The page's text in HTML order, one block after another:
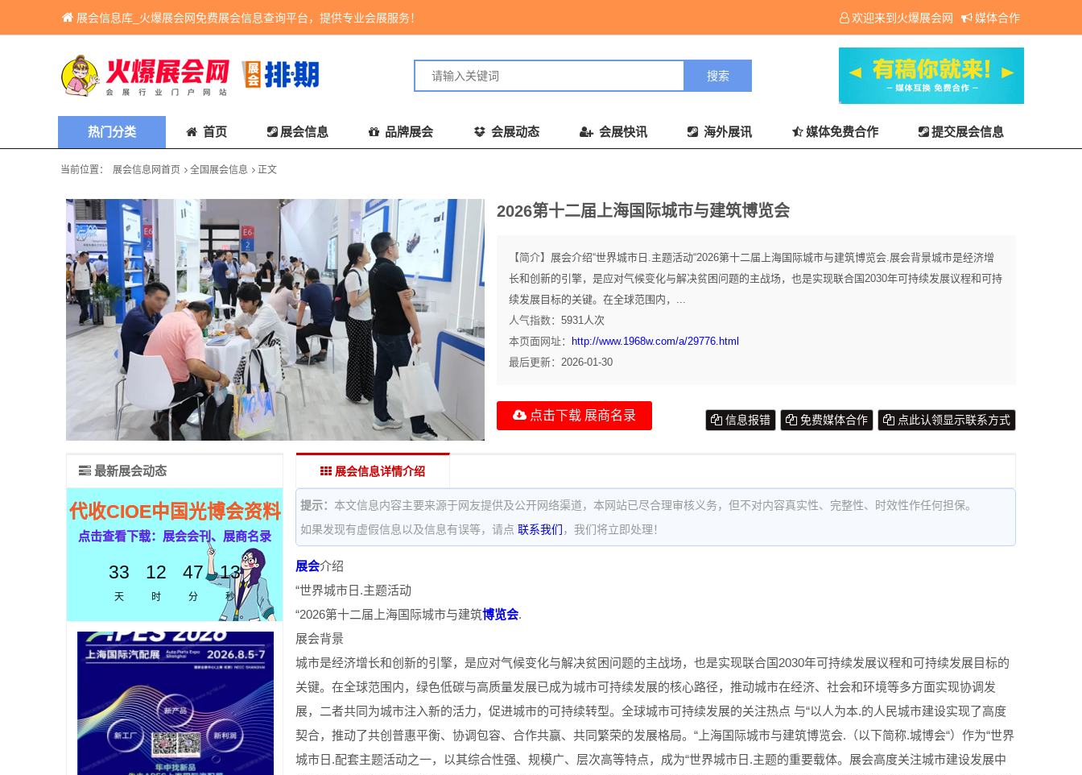
展会信息库_火爆展会网免费展会信息查询平台，提供专业会展服务！ 欢迎来到火爆展会网 媒体合作
热门分类 首页 展会信息 品牌展会 会展动态 会展快讯 海外展讯 媒体免费合作 提交展会信息
当前位置： 展会信息网首页 全国展会信息 正文
2026第十二届上海国际城市与建筑博览会
【简介】 展会介绍“世界城市日.主题活动“2026第十二届上海国际城市与建筑博览会.展会背景城市是经济增
长和创新的引擎，是应对气候变化与解决贫困问题的主战场，也是实现联合国2030年可持续发展议程和可持
续发展目标的关键。在全球范围内，...
人气指数： 5931人次
本页面网址：
http://www.1968w.com/a/29776.html
最后更新： 2026-01-30
点击下载 展商名录 点此认领显示联系方式
免费媒体合作
信息报错
展会信息详情介绍
提示： 本文信息内容主要来源于网友提供及公开网络渠道，本网站已尽合理审核义务，但不对内容真实性、完整性、时效性作任何担保。
如果发现有虚假信息以及信息有误等，请点 联系我们 ，我们将立即处理！
展会介绍
“世界城市日.主题活动
“2026第十二届上海国际城市与建筑博览会.
展会背景
城市是经济增长和创新的引擎，是应对气候变化与解决贫困问题的主战场，也是实现联合国2030年可持续发展议程和可持续发展目标的
关键。在全球范围内，绿色低碳与高质量发展已成为城市可持续发展的核心路径，推动城市在经济、社会和环境等多方面实现协调发
展，二者共同为城市注入新的活力，促进城市的可持续转型。全球城市可持续发展的关注热点 与“以人为本.的人民城市建设实现了高度
契合，推动了共创普惠平衡、协调包容、合作共赢、共同繁荣的发展格局。“上海国际城市与建筑博览会.（以下简称.城博会“）作为“世界
城市日.配套主题活动之一，以其综合性强、规模广、层次高等特点，成为“世界城市日.主题的重要载体。展会高度关注城市建设发展中
最新展会动态
代收CIOE中国光博会资料
点击查看下载：展会会刊、展商名录
33
天
12
时
47
分
12
秒